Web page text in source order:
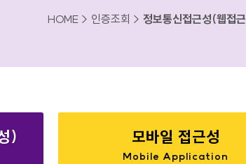
HOME > 인증조회 > 정보통신접근성(웹접
) 모바일 접근성
Mobile Application